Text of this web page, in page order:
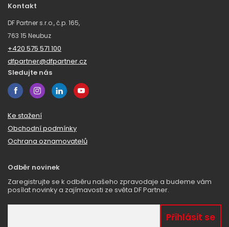
Kontakt
DF Partner s.r.o., č.p. 165,
763 15 Neubuz
+420 575 571 100
dfpartner@dfpartner.cz
Sledujte nás
Ke stažení
Obchodní podmínky
Ochrana oznamovatelů
Odběr novinek
Zaregistrujte se k odběru našeho zpravodaje a budeme vám
posílat novinky a zajímavosti ze světa DF Partner.